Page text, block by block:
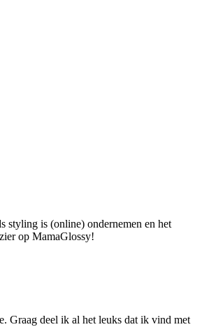
styling is (online) ondernemen en het
op MamaGlossy!
Graag deel ik al het leuks dat ik vind met